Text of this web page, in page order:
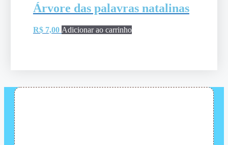
Árvore das palavras natalinas
R$7,00 Adicionar ao carrinho